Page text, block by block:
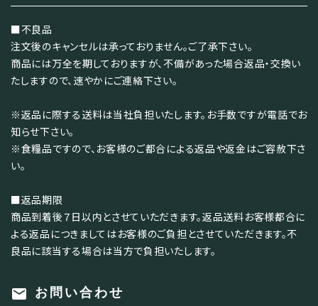
■不良品
注文後のキャンセルは承っておりません。ご了承下さい。
商品には万全を期しておりますが、不備があった場合返品・交換い
たしますので、速やかにご連絡下さい。
※返品に際する送料は当社負担いたします。お手数ですが電話でお
知らせ下さい。
※食糧品ですので、お客様のご都合による返品や返金はご容赦下さ
い。
■返品期限
商品到着後７日以内とさせていただきます。返品送料お客様都合に
よる返品につきましてはお客様のご負担とさせていただきます。不
良品に該当する場合は当方で負担いたします。
mail お問い合わせ